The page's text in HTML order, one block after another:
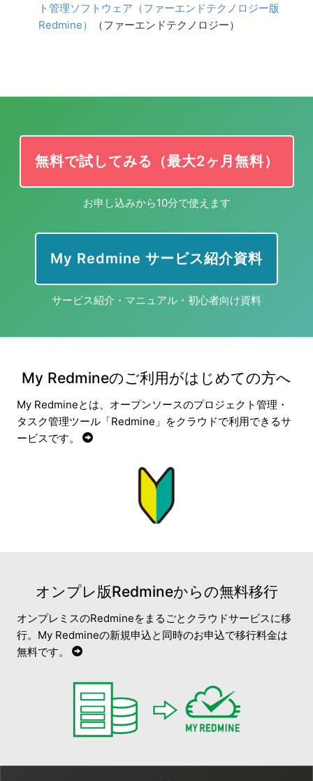
ト管理ソフトウェア（ファーエンドテクノロジー版
Redmine）
（ファーエンドテクノロジー）
無料で試してみる（最大2ヶ月無料）
お申し込みから10分で使えます
My Redmine サービス紹介資料
サービス紹介・マニュアル・初心者向け資料
My Redmineのご利用がはじめての方へ
My Redmineとは、オープンソースのプロジェクト管理・
タスク管理ツール「Redmine」をクラウドで利用できるサ
ービスです。
オンプレ版Redmineからの無料移行
オンプレミスのRedmineをまるごとクラウドサービスに移
行。My Redmineの新規申込と同時のお申込で移行料金は
無料です。